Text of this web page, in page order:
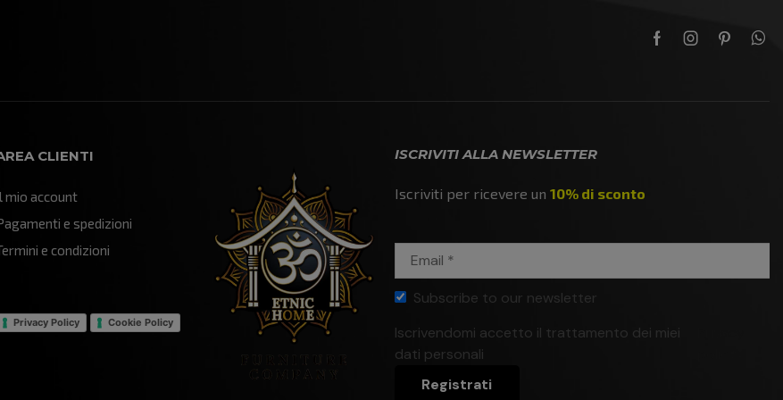
data la distanza oltretutto
componente d'arredo davvero
particolare che sta veramente
bene all'interno del mio "Salotto"
della mia attività...sono certo
che farà un figurone!!! grazie
mille...mi hai aiutato ad ultimare
un progetto che nasce da
lontano!!!
CLIENTI
mio account
e spedizioni
e condizioni
Privacy Policy Cookie Policy
ISCRIVITI ALLA NEWSLETTER
Iscriviti per ricevere un 10% di sconto
Subscribe to our newsletter
Iscrivendomi accetto il trattamento dei miei
dati personali
Registrati